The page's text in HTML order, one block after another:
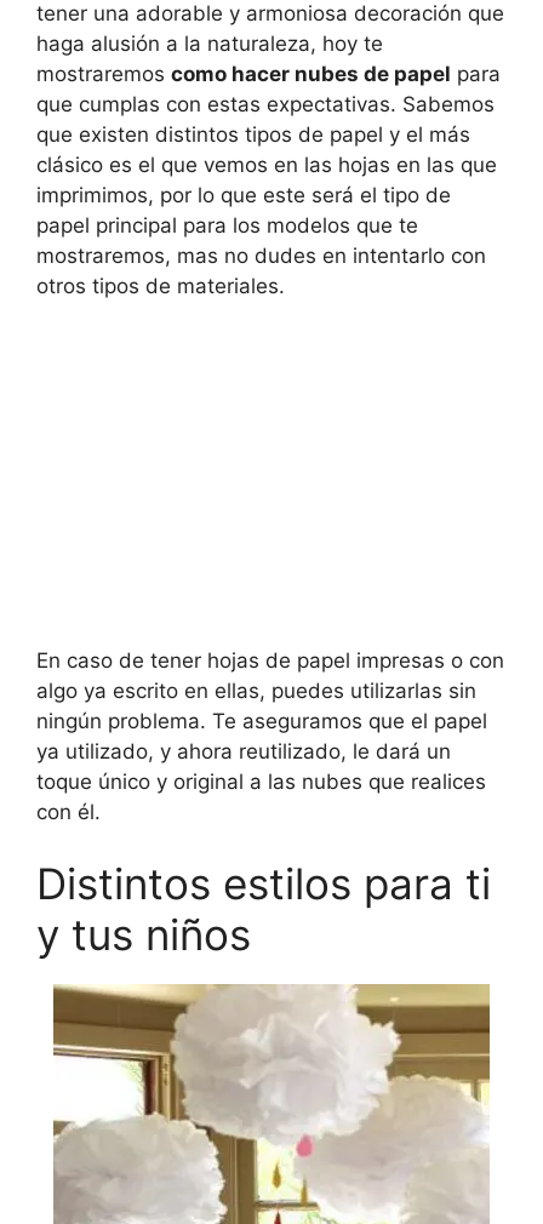
tener una adorable y armoniosa decoración que
haga alusión a la naturaleza, hoy te
mostraremos como hacer nubes de papel para
que cumplas con estas expectativas. Sabemos
que existen distintos tipos de papel y el más
clásico es el que vemos en las hojas en las que
imprimimos, por lo que este será el tipo de
papel principal para los modelos que te
mostraremos, mas no dudes en intentarlo con
otros tipos de materiales.
En caso de tener hojas de papel impresas o con
algo ya escrito en ellas, puedes utilizarlas sin
ningún problema. Te aseguramos que el papel
ya utilizado, y ahora reutilizado, le dará un
toque único y original a las nubes que realices
con él.
Distintos estilos para ti
y tus niños